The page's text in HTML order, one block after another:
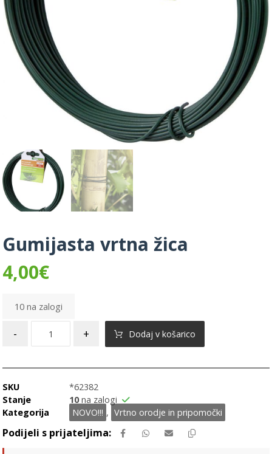
Gumijasta vrtna žica
4,00€
10 na zalogi
- + Dodaj v košarico
SKU
*62382
Stanje
10na zalogi
Kategorija
NOVO!!! , Vrtno orodje in pripomočki